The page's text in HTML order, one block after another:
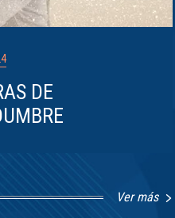
DE
Ver más